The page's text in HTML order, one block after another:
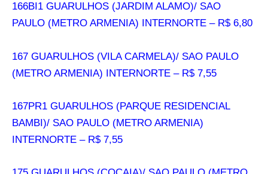
166BI1 GUARULHOS (JARDIM ALAMO)/ SAO
PAULO (METRO ARMENIA) INTERNORTE – R$ 6,80
167 GUARULHOS (VILA CARMELA)/ SAO PAULO
(METRO ARMENIA) INTERNORTE – R$ 7,55
167PR1 GUARULHOS (PARQUE RESIDENCIAL
BAMBI)/ SAO PAULO (METRO ARMENIA)
INTERNORTE – R$ 7,55